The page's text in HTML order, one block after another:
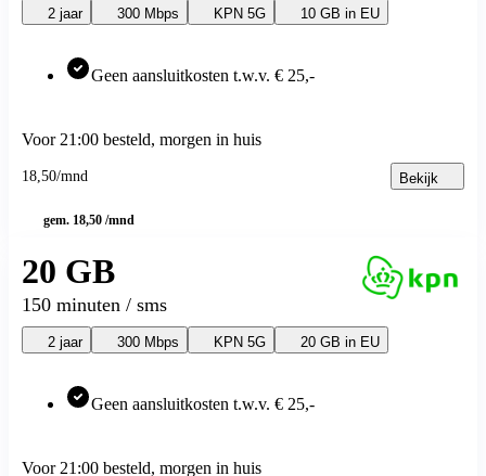
hollandsnieuwe aanbiedingen
Ben
Simyo
Simyo
Simpel
Simpel
50+ Mobiel
Youfone
Geen aansluitkosten t.w.v. € 25,-
2 jaar 300 Mbps KPN 5G 10 GB in EU
Voor 21:00 besteld, morgen in huis
18 50/mnd Bekijk
gem. 18,50 /mnd
20 GB
150 minuten / sms
Geen aansluitkosten t.w.v. € 25,-
2 jaar 300 Mbps KPN 5G 20 GB in EU
Voor 21:00 besteld, morgen in huis